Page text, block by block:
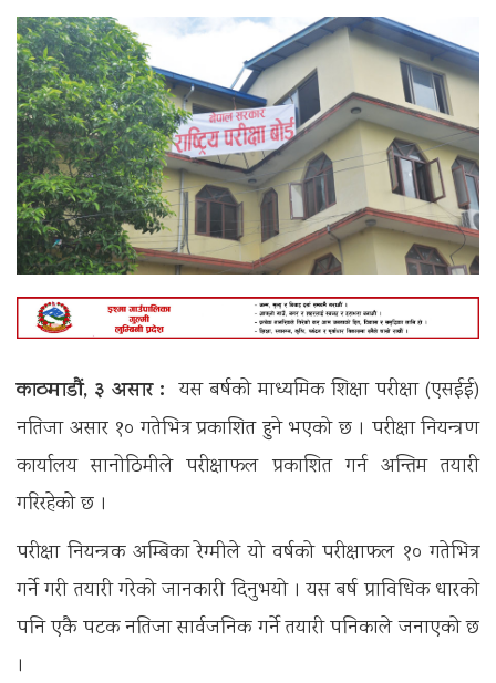
काठमाडौं, ३ असार : यस बर्षको माध्यमिक शिक्षा परीक्षा (एसईई)
नतिजा असार १० गतेभित्र प्रकाशित हुने भएको छ । परीक्षा नियन्त्रण
कार्यालय सानोठिमीले परीक्षाफल प्रकाशित गर्न अन्तिम तयारी
गरिरहेको छ ।
परीक्षा नियन्त्रक अम्बिका रेग्मीले यो वर्षको परीक्षाफल १० गतेभित्र
गर्ने गरी तयारी गरेको जानकारी दिनुभयो । यस बर्ष प्राविधिक धारको
पनि एकै पटक नतिजा सार्वजनिक गर्ने तयारी पनिकाले जनाएको छ
।